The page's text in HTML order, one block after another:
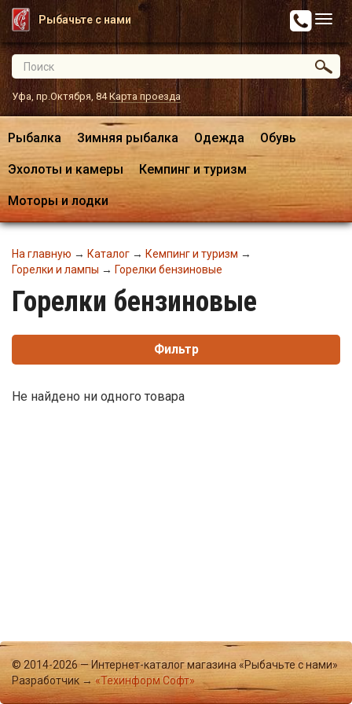
Рыбачьте с нами
Уфа, пр.Октября, 84Карта проезда
Рыбалка Зимняя рыбалка Одежда Обувь
Эхолоты и камеры Кемпинг и туризм
Моторы и лодки
На главную → Каталог → Кемпинг и туризм →
Горелки и лампы → Горелки бензиновые
Горелки бензиновые
Фильтр
Не найдено ни одного товара
© 2014-2026 — Интернет-каталог магазина «Рыбачьте с нами»
Разработчик → «Техинформ Софт»